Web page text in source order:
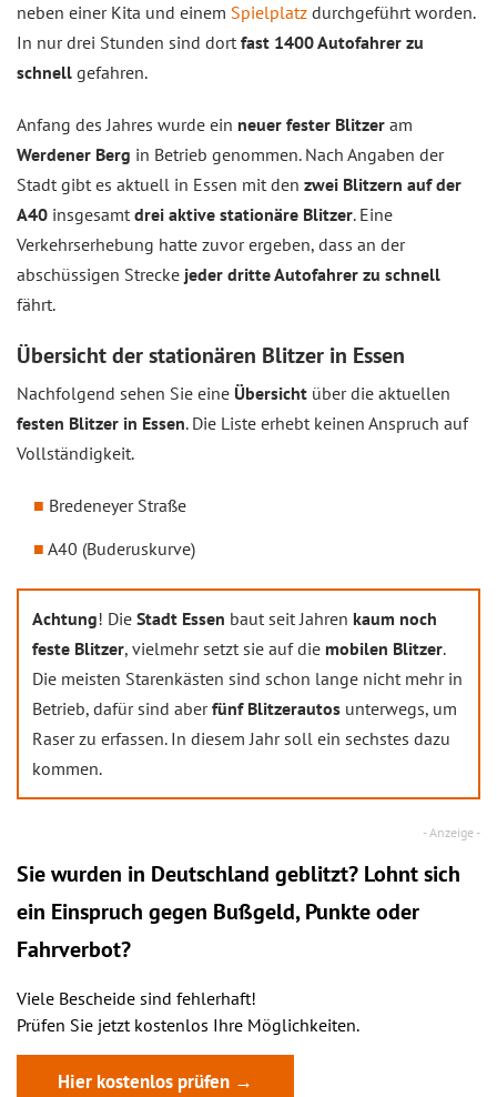
neben einer Kita und einem Spielplatz durchgeführt worden.
In nur drei Stunden sind dort fast 1400 Autofahrer zu
schnell gefahren.
Anfang des Jahres wurde ein neuer fester Blitzer am
Werdener Berg in Betrieb genommen. Nach Angaben der
Stadt gibt es aktuell in Essen mit den zwei Blitzern auf der
A40 insgesamt drei aktive stationäre Blitzer. Eine
Verkehrserhebung hatte zuvor ergeben, dass an der
abschüssigen Strecke jeder dritte Autofahrer zu schnell
fährt.
Übersicht der stationären Blitzer in Essen
Nachfolgend sehen Sie eine Übersicht über die aktuellen
festen Blitzer in Essen. Die Liste erhebt keinen Anspruch auf
Vollständigkeit.
Bredeneyer Straße
A40 (Buderuskurve)
Achtung! Die Stadt Essen baut seit Jahren kaum noch
feste Blitzer, vielmehr setzt sie auf die mobilen Blitzer.
Die meisten Starenkästen sind schon lange nicht mehr in
Betrieb, dafür sind aberfünf Blitzerautos unterwegs, um
Raser zu erfassen. In diesem Jahr soll ein sechstes dazu
kommen.
Sie wurden in Deutschland geblitzt? Lohnt sich
ein Einspruch gegen Bußgeld, Punkte oder
Fahrverbot?
Viele Bescheide sind fehlerhaft!
Prüfen Sie jetzt kostenlos Ihre Möglichkeiten.
Hier kostenlos prüfen →